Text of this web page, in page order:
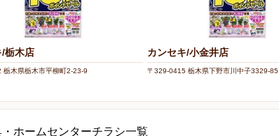
/栃木店
栃木県栃木市平柳町2-23-9
カンセキ/小金井店
〒329-0415 栃木県下野市川中子3329-85
ホームセンターチラシ一覧